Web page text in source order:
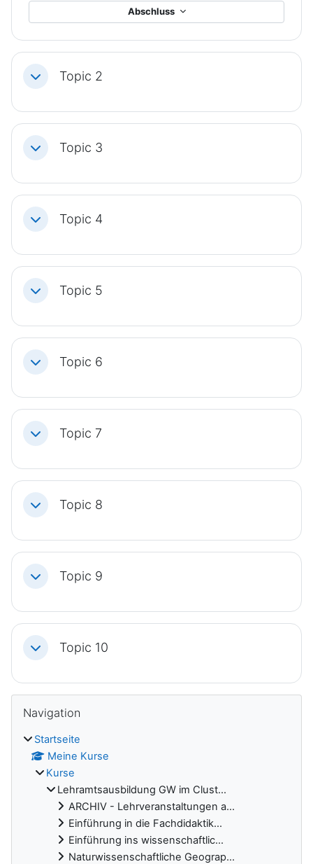
Abschluss
Einklappen
Topic 2
Einklappen
Topic 3
Einklappen
Topic 4
Einklappen
Topic 5
Einklappen
Topic 6
Einklappen
Topic 7
Einklappen
Topic 8
Einklappen
Topic 9
Einklappen
Topic 10
Blöcke
Navigation
Startseite
Meine Kurse
Kurse
Lehramtsausbildung GW im Clust...
ARCHIV - Lehrveranstaltungen a...
Einführung in die Fachdidaktik...
Einführung ins wissenschaftlic...
Naturwissenschaftliche Geograp...